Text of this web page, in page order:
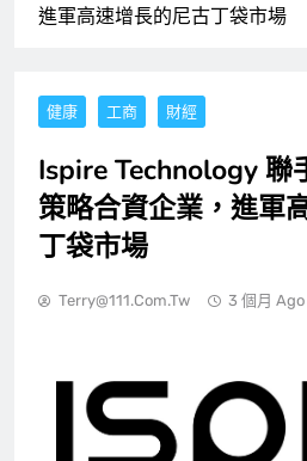
進軍高速增長的尼古丁袋市場
健康 工商 財經
Ispire Technology 聯
策略合資企業，進軍
丁袋市場
Terry@111.com.tw 3 個月 Ago